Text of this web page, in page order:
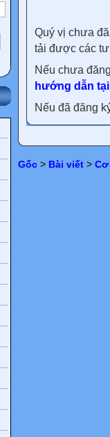
Quý vị chưa
tải được các
Nếu chưa
hướng dẫn
Nếu đã đăng
Gốc > Bài viết >